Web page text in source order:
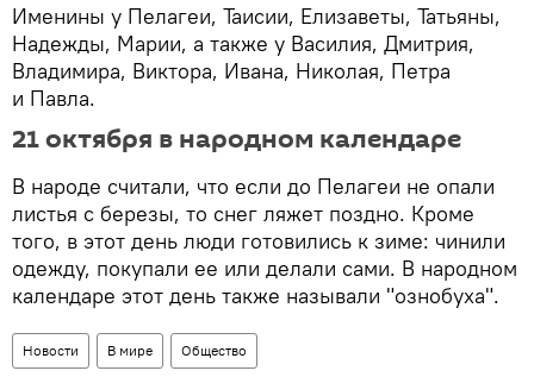
Именины у Пелагеи, Таисии, Елизаветы, Татьяны,
Надежды, Марии, а также у Василия, Дмитрия,
Владимира, Виктора, Ивана, Николая, Петра
и Павла.
21 октября в народном календаре
В народе считали, что если до Пелагеи не опали
листья с березы, то снег ляжет поздно. Кроме
того, в этот день люди готовились к зиме: чинили
одежду, покупали ее или делали сами. В народном
календаре этот день также называли "ознобуха".
Новости В мире Общество